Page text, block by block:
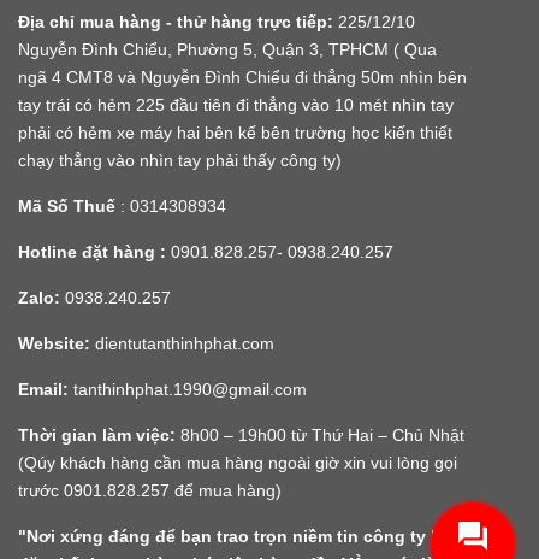
Địa chỉ mua hàng - thử hàng trực tiếp: 225/12/10
Nguyễn Đình Chiểu, Phường 5, Quận 3, TPHCM ( Qua
ngã 4 CMT8 và Nguyễn Đình Chiểu đi thẳng 50m nhìn bên
tay trái có hẻm 225 đầu tiên đi thẳng vào 10 mét nhìn tay
phải có hẻm xe máy hai bên kế bên trường học kiến thiết
chạy thẳng vào nhìn tay phải thấy công ty)
Mã Số Thuế : 0314308934
Hotline đặt hàng : 0901.828.257- 0938.240.257
Zalo: 0938.240.257
Website: dientutanthinhphat.com
Email: tanthinhphat.1990@gmail.com
Thời gian làm việc: 8h00 – 19h00 từ Thứ Hai – Chủ Nhật
(Qúy khách hàng cần mua hàng ngoài giờ xin vui lòng gọi
trước 0901.828.257 để mua hàng)
"Nơi xứng đáng để bạn trao trọn niềm tin công ty luôn